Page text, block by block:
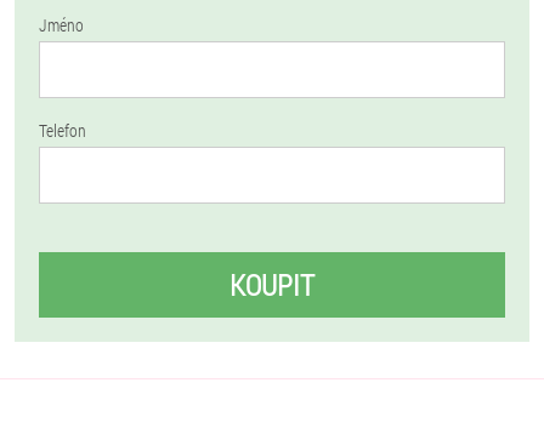
Jméno
Telefon
KOUPIT